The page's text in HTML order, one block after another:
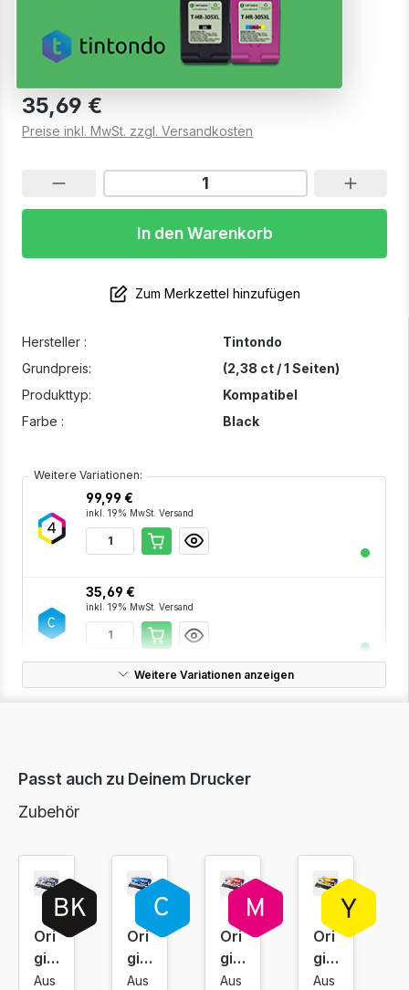
Hersteller :
Tintondo
Grundpreis:
(2,38 ct / 1 Seiten)
Produkttyp:
Kompatibel
Farbe :
Black
Weitere Variationen:
99,99 €
inkl. 19% MwSt. Versand
35,69 €
inkl. 19% MwSt. Versand
35,69 €
35,69 €
Weitere Variationen anzeigen
K404S Schwarz SU100A
Sofort verfügbar, Lieferzeit: 1-2 Werktage
35,69 €
Preise inkl. MwSt. zzgl. Versandkosten
In den Warenkorb
Zum Merkzettel hinzufügen
Passt auch zu Deinem Drucker
Zubehör
Ori
gin
al
Aus
Ori
gin
al
Aus
Ori
gin
al
Aus
Ori
gin
al
Aus